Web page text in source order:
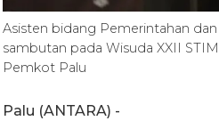
Asisten bidang Pemerintahan
sambutan pada Wisuda XXII
Pemkot Palu
Palu (ANTARA) -